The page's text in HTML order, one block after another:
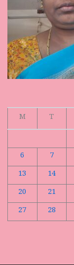
M
T
6
7
13
14
20
21
27
28